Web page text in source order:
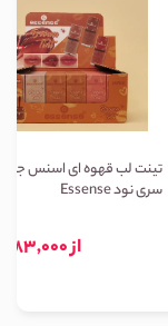
تینت لب قهوه ای اسنس
سری نود Essense
از 83,000 تومان